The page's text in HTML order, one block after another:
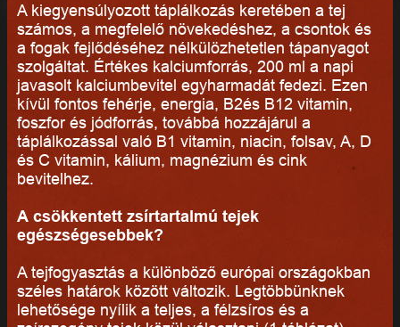
A kiegyensúlyozott táplálkozás keretében a tej
számos, a megfelelő növekedéshez, a csontok és
a fogak fejlődéséhez nélkülözhetetlen tápanyagot
szolgáltat. Értékes kalciumforrás, 200 ml a napi
javasolt kalciumbevitel egyharmadát fedezi. Ezen
kívül fontos fehérje, energia, B2és B12 vitamin,
foszfor és jódforrás, továbbá hozzájárul a
táplálkozással való B1 vitamin, niacin, folsav, A, D
és C vitamin, kálium, magnézium és cink
bevitelhez.
A csökkentett zsírtartalmú tejek
egészségesebbek?
A tejfogyasztás a különböző európai országokban
széles határok között változik. Legtöbbünknek
lehetősége nyílik a teljes, a félzsíros és a